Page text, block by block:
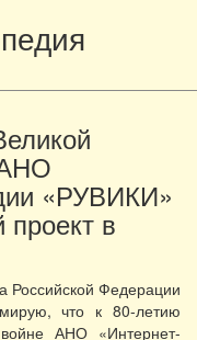
«РУВИКИ»
в
Российской Федерации
что к 80-летию
АНО «Интернет-